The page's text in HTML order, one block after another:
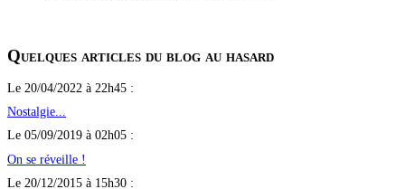
Quelques articles du blog au hasard
Le 20/04/2022 à 22h45 :
Nostalgie...
Le 05/09/2019 à 02h05 :
On se réveille !
Le 20/12/2015 à 15h30 :